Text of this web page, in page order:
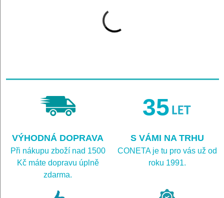
35
VÝHODNÁ DOPRAVA
Při nákupu zboží nad 1500
Kč máte dopravu úplně
zdarma.
S VÁMI NA TRHU
CONETA je tu pro vás už od
roku 1991.